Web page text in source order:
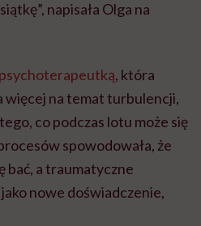
napisała Olga na
psychoterapeutką, która
więcej na temat turbulencji,
co podczas lotu może się
spowodowała, że
bać, a traumatyczne
nowe doświadczenie,